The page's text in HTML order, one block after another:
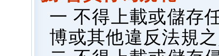
一 不得上載或儲存
博或其他違反法規